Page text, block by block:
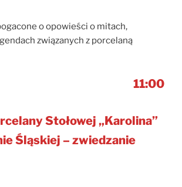
o opowieści o mitach,
związanych z porcelaną
11:00
Stołowej „Karolina”
Śląskiej – zwiedzanie